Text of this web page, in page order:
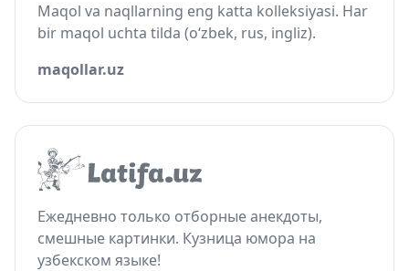
Maqol va naqllarning eng katta kolleksiyasi. Har
bir maqol uchta tilda (o‘zbek, rus, ingliz).
maqollar.uz
Ежедневно только отборные анекдоты,
смешные картинки. Кузница юмора на
узбекском языке!